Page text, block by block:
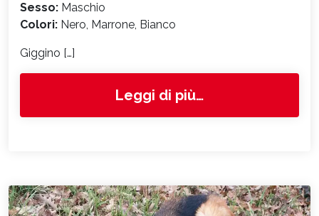
Sesso: Maschio
Colori: Nero, Marrone, Bianco
Giggino […]
Leggi di più…from 9022